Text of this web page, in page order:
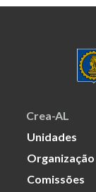
Crea-AL
Unidades
Organização
Comissões